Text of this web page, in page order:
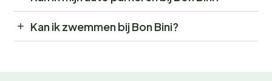
Kan ik zwemmen bij Bon Bini?